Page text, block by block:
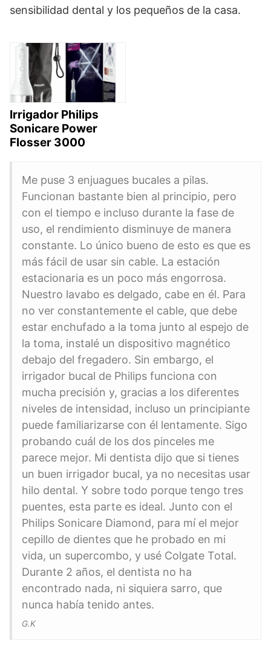
sensibilidad dental y los pequeños de la casa.
Irrigador Philips
Sonicare Power
Flosser 3000
Me puse 3 enjuagues bucales a pilas.
Funcionan bastante bien al principio, pero
con el tiempo e incluso durante la fase de
uso, el rendimiento disminuye de manera
constante. Lo único bueno de esto es que es
más fácil de usar sin cable. La estación
estacionaria es un poco más engorrosa.
Nuestro lavabo es delgado, cabe en él. Para
no ver constantemente el cable, que debe
estar enchufado a la toma junto al espejo de
la toma, instalé un dispositivo magnético
debajo del fregadero. Sin embargo, el
irrigador bucal de Philips funciona con
mucha precisión y, gracias a los diferentes
niveles de intensidad, incluso un principiante
puede familiarizarse con él lentamente. Sigo
probando cuál de los dos pinceles me
parece mejor. Mi dentista dijo que si tienes
un buen irrigador bucal, ya no necesitas usar
hilo dental. Y sobre todo porque tengo tres
puentes, esta parte es ideal. Junto con el
Philips Sonicare Diamond, para mí el mejor
cepillo de dientes que he probado en mi
vida, un supercombo, y usé Colgate Total.
Durante 2 años, el dentista no ha
encontrado nada, ni siquiera sarro, que
nunca había tenido antes.
G.K